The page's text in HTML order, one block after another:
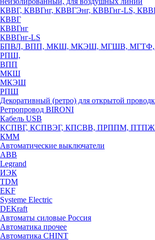
КВВГ, КВВГнг, КВВГЭнг, КВВГнг-LS,
КВВГ
КВВГнг
КВВГнг-LS
БПВЛ, ВПП, МКШ, МКЭШ, МГШВ, МГТФ,
РПШ,
ВПП
МКШ
МКЭШ
РПШ
Декоративный (ретро) для открытой
Ретропровод BIRONI
Кабель USB
КСПВГ, КСПВЭГ, КПСВВ, ПРППМ, ПТПЖ
КММ
Автоматические выключатели
ABB
Legrand
ИЭК
TDM
EKF
Systeme Electric
DEKraft
Автоматы силовые Россия
Автоматика прочее
Автоматика CHINT